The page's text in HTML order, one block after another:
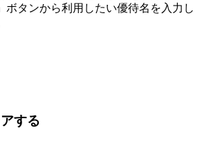
ボタンから利用したい優待名を入力し
する